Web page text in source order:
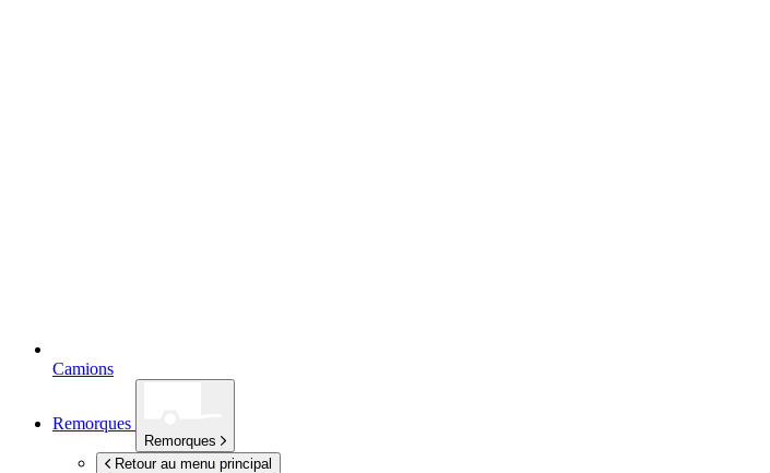
Camions
Remorques
Remorques
Retour au menu principal